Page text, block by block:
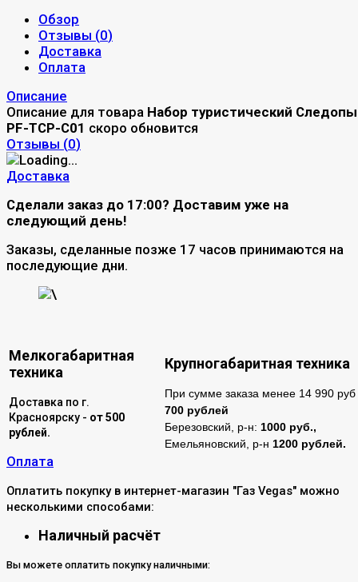
Обзор
Отзывы (0)
Доставка
Оплата
Описание
Описание для товара Набор туристический
PF-TCP-C01 скоро обновится
Отзывы (0)
Доставка
Сделали заказ до 17:00? Доставим уже на
следующий день!
Заказы, сделанные позже 17 часов принимаются на
последующие дни.
\
Мелкогабаритная
техника
Крупногабаритная техника
Доставка по г.
Красноярску - от 500
рублей.
При сумме заказа менее 14 990 руб
700 рублей
Березовский, р-н: 1000 руб.,
Емельяновский, р-н 1200 рублей.
Оплата
Оплатить покупку в интернет-магазин "Газ Vegas" можно
несколькими способами:
Наличный расчёт
Вы можете оплатить покупку наличными: